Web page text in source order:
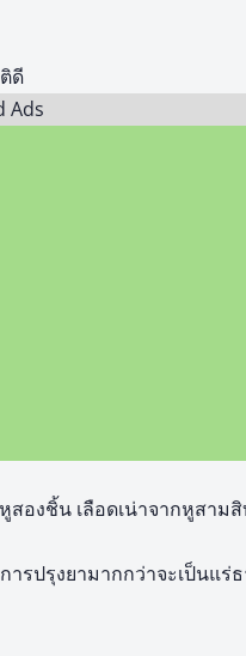
ดี
Ads
สองชิ้น เลือดเน่าจากหูสา
รปรุงยามากกว่าจะเป็นแร่